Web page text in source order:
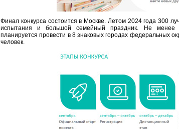
Финал конкурса состоится в Москве. Летом 2024 года 300
испытания и большой семейный праздник. Не менее
планируется провести в 8 знаковых городах федеральных
человек.